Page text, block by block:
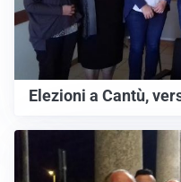
Elezioni a Cantù,